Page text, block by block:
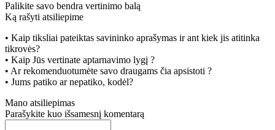
Palikite savo bendra vertinimo balą
Ką rašyti atsiliepime
• Kaip tiksliai pateiktas savininko aprašymas ir ant kiek jis atitinka
tikrovės?
• Kaip Jūs vertinate aptarnavimo lygį ?
• Ar rekomenduotumėte savo draugams čia apsistoti ?
• Jums patiko ar nepatiko, kodėl?
Mano atsiliepimas
Parašykite kuo išsamesnį komentarą